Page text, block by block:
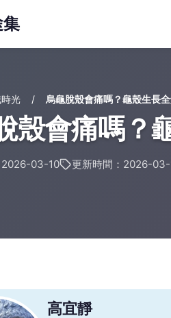
光 烏龜脫殼會痛嗎？龜殼生長
殼會痛嗎？
2026-03-10 更新時間：2026-
高宜靜